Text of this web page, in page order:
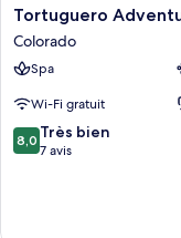
Tortuguero
Adventures
Beach
House
Tortuguero
Colorado
Spa
Wi-Fi gratuit
8.0
sur
8,0 Très bien
7 avis